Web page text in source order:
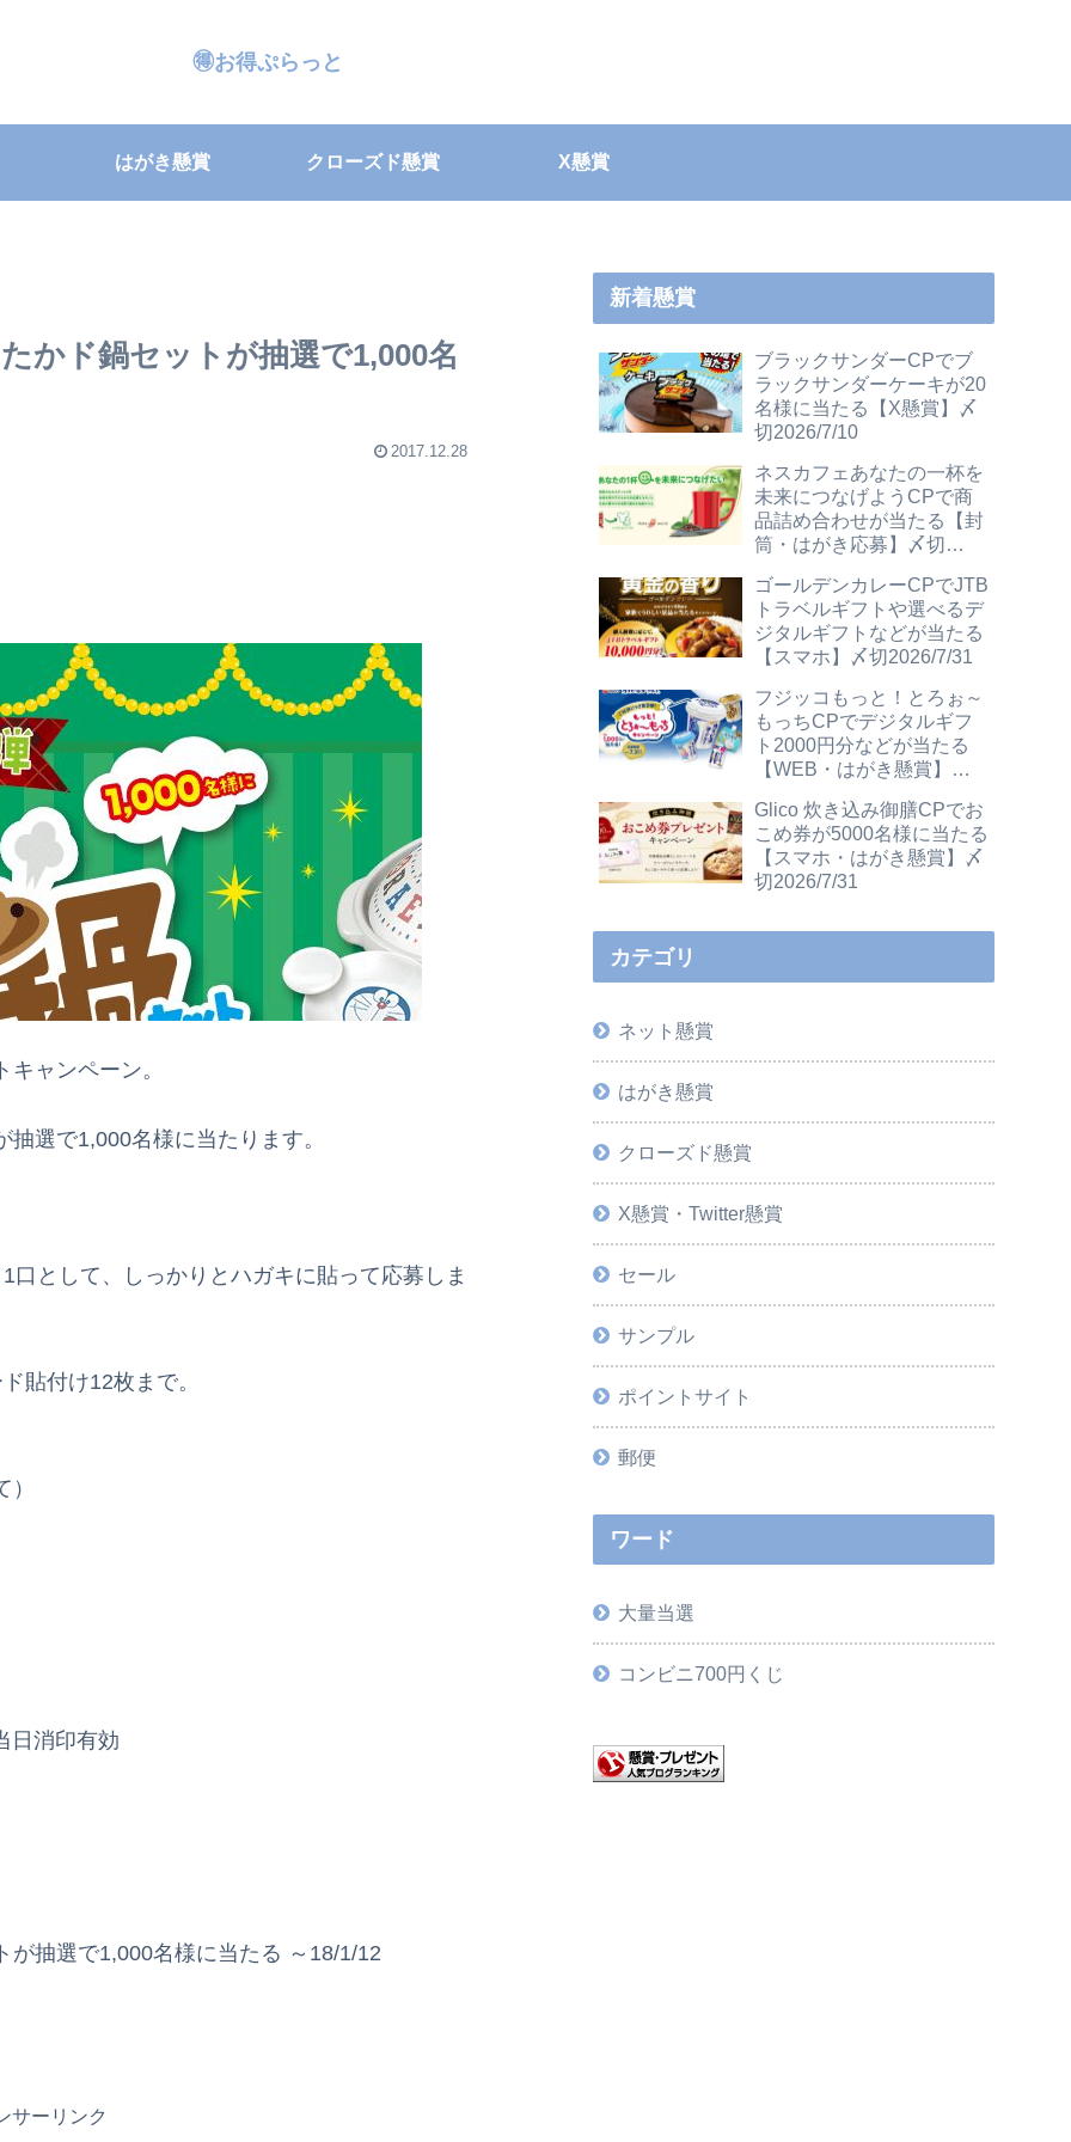
🉐お得ぷらっと
はがき懸賞 クローズド懸賞 X懸賞
かド鍋セットが抽選で1,000名
2017.12.28
ャンペーン。
選で1,000名様に当たります。
として、しっかりとハガキに貼って応募しま
貼付け12枚まで。
日消印有効
抽選で1,000名様に当たる ～18/1/12
サーリンク
新着懸賞
ブラックサンダーCPでブ
ラックサンダーケーキが20
名様に当たる【X懸賞】〆
切2026/7/10
ネスカフェあなたの一杯を
未来につなげようCPで商
品詰め合わせが当たる【封
筒・はがき応募】〆切
ゴールデンカレーCPでJTB
トラベルギフトや選べるデ
ジタルギフトなどが当たる
【スマホ】〆切2026/7/31
フジッコもっと！とろぉ～
もっちCPでデジタルギフ
ト2000円分などが当たる
【WEB・はがき懸賞】〆
Glico 炊き込み御膳CPでお
こめ券が5000名様に当たる
【スマホ・はがき懸賞】〆
切2026/7/31
カテゴリ
ネット懸賞
はがき懸賞
クローズド懸賞
X懸賞・Twitter懸賞
セール
サンプル
ポイントサイト
郵便
ワード
大量当選
コンビニ700円くじ